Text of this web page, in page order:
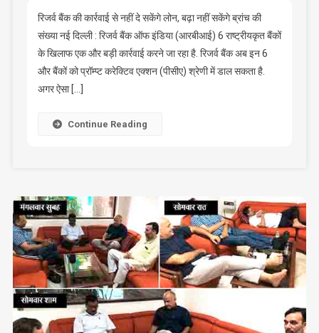
बैंकों
पर
गिराने
वाली
रिजर्व बैंक की कार्रवाई से नहीं दे सकेंगे लोन, बढ़ा नहीं सकेंगे ब्रांच की
संख्या नई दिल्ली : रिजर्व बैंक ऑफ इंडिया (आरबीआई) 6 राष्ट्रीयकृत बैंकों
के खिलाफ एक और बड़ी कार्रवाई करने जा रहा है. रिजर्व बैंक अब इन 6
और बैंकों को प्रॉम्प्ट करेक्टिव एक्शन (पीसीए) श्रेणी में डाल सकता है.
अगर ऐसा […]
Continue Reading